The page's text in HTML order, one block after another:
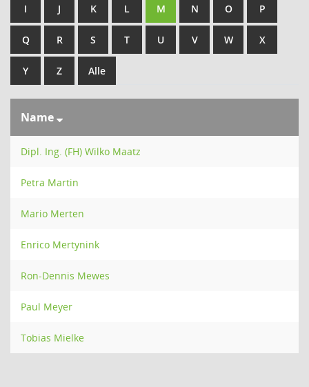
I J K L M N O P
Q R S T U V W X
Y Z Alle
Name
Dipl. Ing. (FH) Wilko Maatz
Petra Martin
Mario Merten
Enrico Mertynink
Ron-Dennis Mewes
Paul Meyer
Tobias Mielke